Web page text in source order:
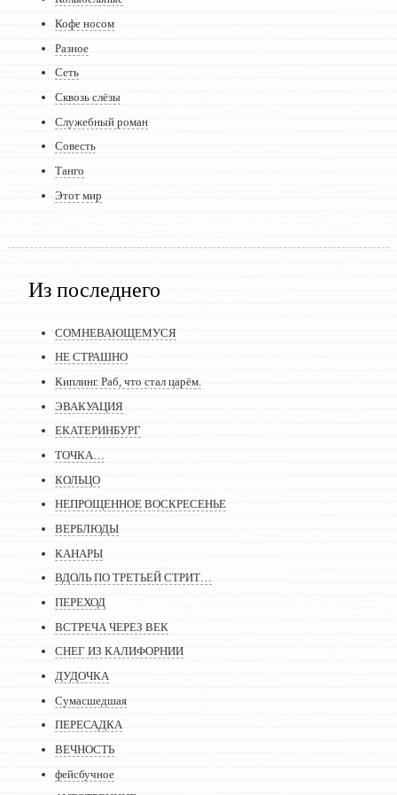
Кофе носом
Разное
Сеть
Сквозь слёзы
Служебный роман
Совесть
Танго
Этот мир
Из последнего
СОМНЕВАЮЩЕМУСЯ
НЕ СТРАШНО
Киплинг. Раб, что стал царём.
ЭВАКУАЦИЯ
ЕКАТЕРИНБУРГ
ТОЧКА…
КОЛЬЦО
НЕПРОЩЕННОЕ ВОСКРЕСЕНЬЕ
ВЕРБЛЮДЫ
КАНАРЫ
ВДОЛЬ ПО ТРЕТЬЕЙ СТРИТ…
ПЕРЕХОД
ВСТРЕЧА ЧЕРЕЗ ВЕК
СНЕГ ИЗ КАЛИФОРНИИ
ДУДОЧКА
Сумасшедшая
ПЕРЕСАДКА
ВЕЧНОСТЬ
фейсбучное